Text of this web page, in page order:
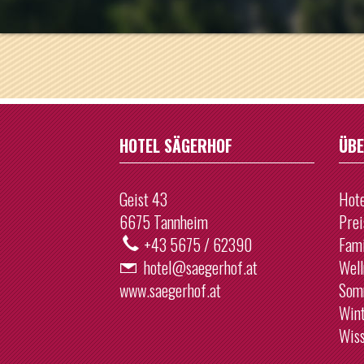
3 4
17 18
24 25
31 1
HOTEL SÄGERHOF
Geist 43
6675 Tannheim
+43 5675 / 62390
hotel@saegerhof.at
www.saegerhof.at